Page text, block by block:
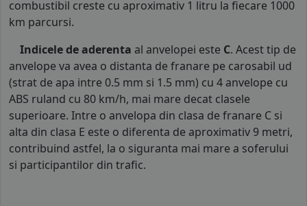
combustibil creste cu aproximativ 1 litru la fiecare 1000
km parcursi.
Indicele de aderenta al anvelopei este C. Acest tip de
anvelope va avea o distanta de franare pe carosabil ud
(strat de apa intre 0.5 mm si 1.5 mm) cu 4 anvelope cu
ABS ruland cu 80 km/h, mai mare decat clasele
superioare. Intre o anvelopa din clasa de franare C si
alta din clasa E este o diferenta de aproximativ 9 metri,
contribuind astfel, la o siguranta mai mare a soferului
si participantilor din trafic.